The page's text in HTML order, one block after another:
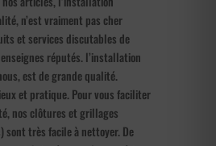
n’est vraiment pas cher
et services discutables de
réputés. l’installation
est de grande qualité.
et pratique. Pour vous faciliter
nos clôtures et grillages
sont très facile à nettoyer. De